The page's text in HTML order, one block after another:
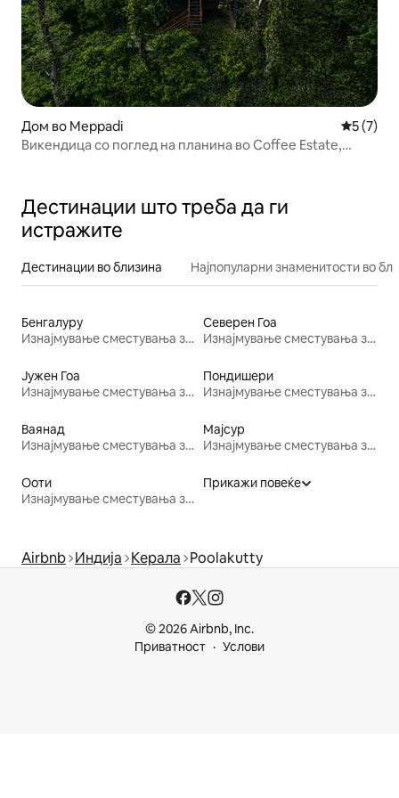
Дом во Meppadi
5 (7)
Викендица со поглед на планина во Coffee Estate,
Дестинации што треба да ги
истражите
Дестинации во близина Најпопуларни знаменитости во
Бенгалуру
Изнајмување сместувања за одмор
Северен Гоа
Изнајмување сместувања за одмор
Јужен Гоа
Изнајмување сместувања за одмор
Пондишери
Изнајмување сместувања за одмор
Ваянад
Изнајмување сместувања за одмор
Мајсур
Изнајмување сместувања за одмор
Ооти
Изнајмување сместувања за одмор
Прикажи повеќе
Airbnb Индија Керала Poolakutty
© 2026 Airbnb, Inc.
Приватност
Услови